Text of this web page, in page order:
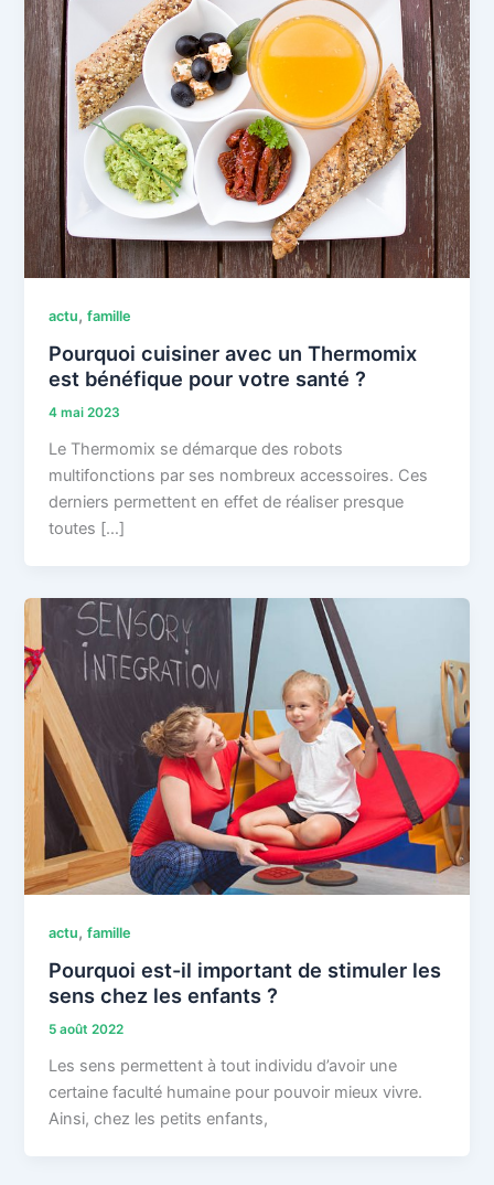
actu,famille
Pourquoi cuisiner avec un Thermomix
est bénéfique pour votre santé ?
4 mai 2023
Le Thermomix se démarque des robots
multifonctions par ses nombreux accessoires. Ces
derniers permettent en effet de réaliser presque
toutes […]
actu,famille
Pourquoi est-il important de stimuler les
sens chez les enfants ?
5 août 2022
Les sens permettent à tout individu d’avoir une
certaine faculté humaine pour pouvoir mieux vivre.
Ainsi, chez les petits enfants,